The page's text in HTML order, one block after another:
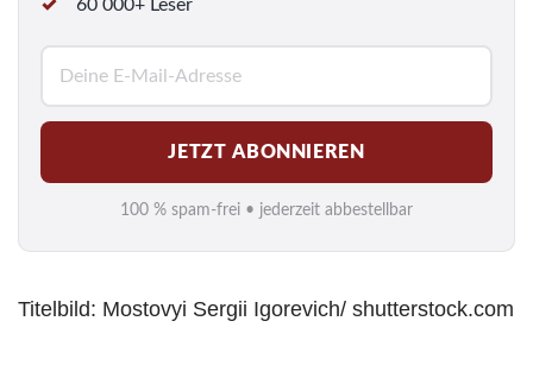
60 000+ Leser
M
a
i
l
*
JETZT ABONNIEREN
100 % spam-frei • jederzeit abbestellbar
Titelbild: Mostovyi Sergii Igorevich/ shutterstock.com